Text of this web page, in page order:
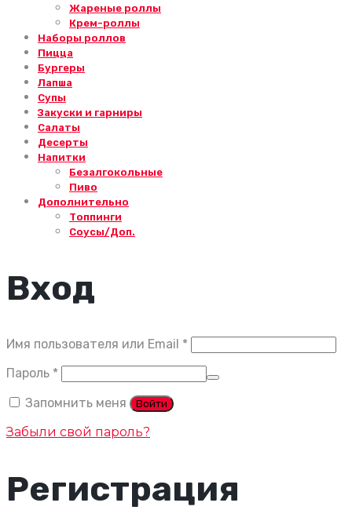
Жареные роллы
Крем-роллы
Наборы роллов
Пицца
Бургеры
Лапша
Супы
Закуски и гарниры
Салаты
Десерты
Напитки
Безалгокольные
Пиво
Дополнительно
Топпинги
Соусы/Доп.
Вход
Имя пользователя или Email *
Пароль *
Запомнить меня Войти
Забыли свой пароль?
Регистрация